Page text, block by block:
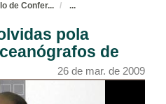
de Confer... ...
pola
de
26 de mar. de 2009